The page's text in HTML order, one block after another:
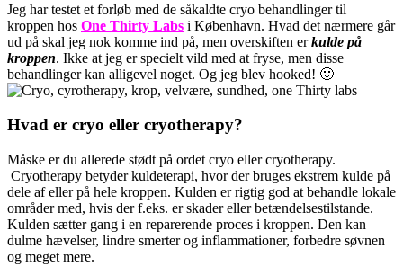
Jeg har testet et forløb med de såkaldte cryo behandlinger til
kroppen hos One Thirty Labs i København. Hvad det nærmere går
ud på skal jeg nok komme ind på, men overskiften erkulde på
kroppen. Ikke at jeg er specielt vild med at fryse, men disse
behandlinger kan alligevel noget. Og jeg blev hooked! 🙂
Hvad er cryo eller cryotherapy?
Måske er du allerede stødt på ordet cryo eller cryotherapy.
Cryotherapy betyder kuldeterapi, hvor der bruges ekstrem kulde på
dele af eller på hele kroppen. Kulden er rigtig god at behandle lokale
områder med, hvis der f.eks. er skader eller betændelsestilstande.
Kulden sætter gang i en reparerende proces i kroppen. Den kan
dulme hævelser, lindre smerter og inflammationer, forbedre søvnen
og meget mere.